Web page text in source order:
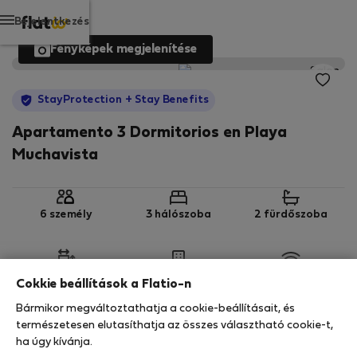
Bejelentkezés
Fényképek megjelenítése
StayProtection + Stay Benefits
Apartamento 3 Dormitorios en Playa
Muchavista
6 személy 3 hálószoba 2 fürdőszoba
StayProtection Stay Benefits
Az Ön tartózkodását ebben az ingatlanban a
Cokkie beállítások a Flatio-n
Bármikor megváltoztathatja a cookie-beállításait, és
természetesen elutasíthatja az összes választható cookie-t,
ha úgy kívánja.